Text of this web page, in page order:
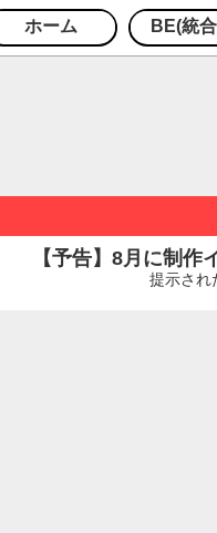
ホーム BE(統
【予告】8月に制
提示され